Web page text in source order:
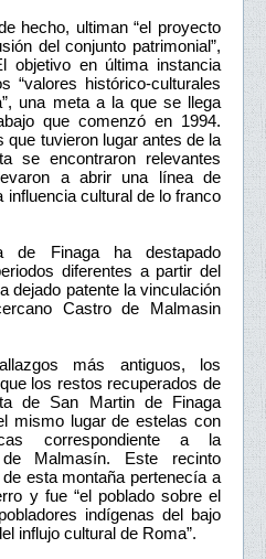
hecho, ultiman “el proyecto
del conjunto patrimonial”,
objetivo en última instancia
“valores histórico-culturales
una meta a la que se llega
que comenzó en 1994.
que tuvieron lugar antes de la
se encontraron relevantes
a abrir una línea de
influencia cultural de lo franco
Finaga ha destapado
diferentes a partir del
dejado patente la vinculación
Castro de Malmasin
más antiguos, los
los restos recuperados de
de San Martin de Finaga
mismo lugar de estelas con
correspondiente a la
Malmasín. Este recinto
esta montaña pertenecía a
y fue “el poblado sobre el
indígenas del bajo
influjo cultural de Roma”.